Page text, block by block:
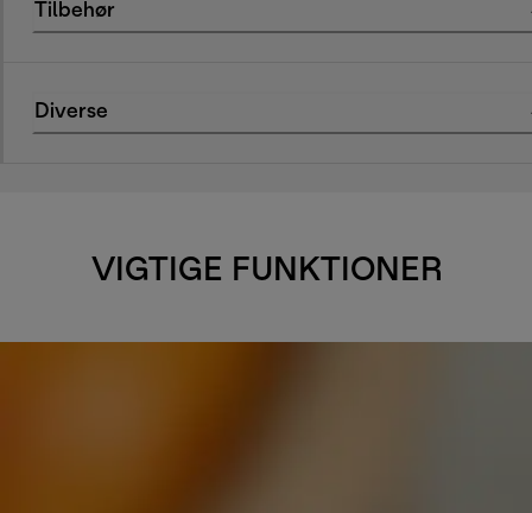
Tilbehør
Diverse
VIGTIGE FUNKTIONER